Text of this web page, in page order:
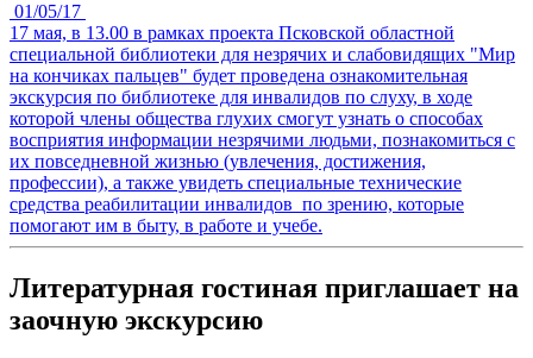
01/05/17
17 мая, в 13.00 в рамках проекта Псковской областной
специальной библиотеки для незрячих и слабовидящих "Мир
на кончиках пальцев" будет проведена ознакомительная
экскурсия по библиотеке для инвалидов по слуху, в ходе
которой члены общества глухих смогут узнать о способах
восприятия информации незрячими людьми, познакомиться с
их повседневной жизнью (увлечения, достижения,
профессии), а также увидеть специальные технические
средства реабилитации инвалидов по зрению, которые
помогают им в быту, в работе и учебе.
Литературная гостиная приглашает на
заочную экскурсию